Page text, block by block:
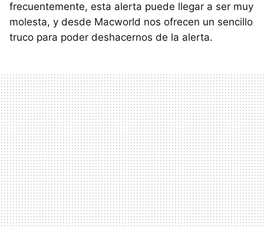
frecuentemente, esta alerta puede llegar a ser muy
molesta, y desde Macworld nos ofrecen un sencillo
truco para poder deshacernos de la alerta.